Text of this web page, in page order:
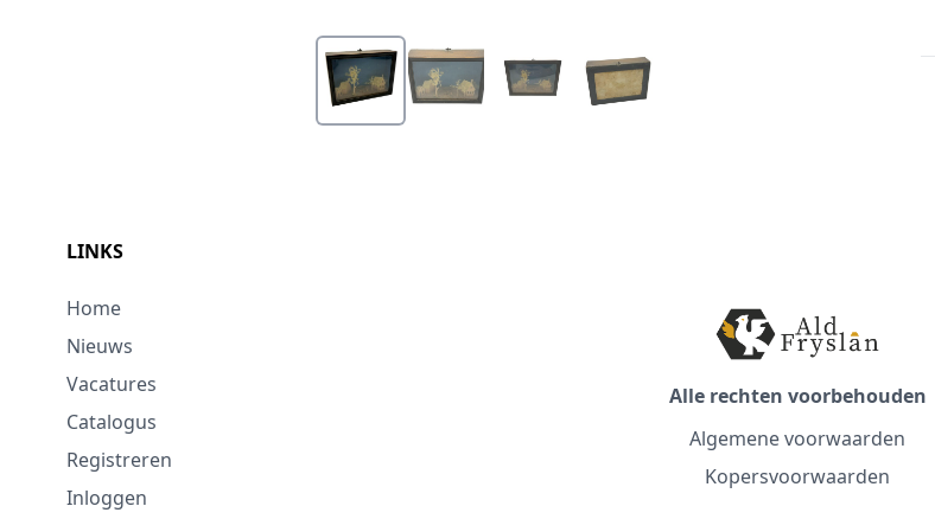
LINKS
Home
Nieuws
Vacatures
Catalogus
Registreren
Inloggen
Alle rechten voorbehouden
Algemene voorwaarden
Kopersvoorwaarden